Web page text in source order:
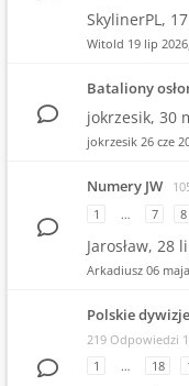
SkylinerPL,
Witold 19 lip
Bataliony
jokrzesik, 30
jokrzesik 26 cze
Numery JW
1
… 7 8
Jarosław, 28
Arkadiusz 06
Polskie
219 Odpowiedzi
1
… 18